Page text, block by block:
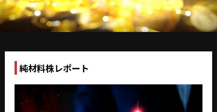
純材料株レポート